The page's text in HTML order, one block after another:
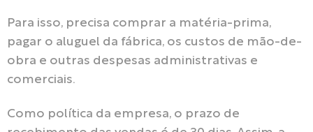
Para isso, precisa comprar a matéria-prima,
pagar o aluguel da fábrica, os custos de mão-de-
obra e outras despesas administrativas e
comerciais.
Como política da empresa, o prazo de